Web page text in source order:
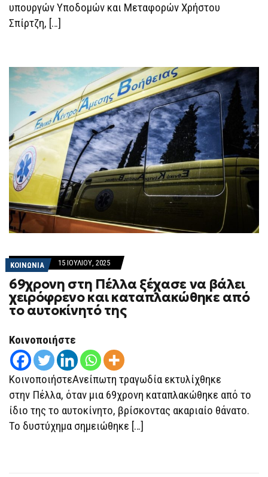
υπουργών Υποδομών και Μεταφορών Χρήστου
Σπίρτζη, […]
ΚΟΙΝΩΝΙΑ 15 ΙΟΥΛΊΟΥ, 2025
69χρονη στη Πέλλα ξέχασε να βάλει
χειρόφρενο και καταπλακώθηκε από
το αυτοκίνητό της
Κοινοποιήστε
ΚοινοποιήστεΑνείπωτη τραγωδία εκτυλίχθηκε
στην Πέλλα, όταν μια 69χρονη καταπλακώθηκε από το
ίδιο της το αυτοκίνητο, βρίσκοντας ακαριαίο θάνατο.
Το δυστύχημα σημειώθηκε […]